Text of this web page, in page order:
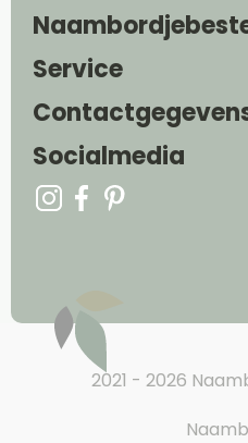
Service
Socialmedia
2021 - 2026